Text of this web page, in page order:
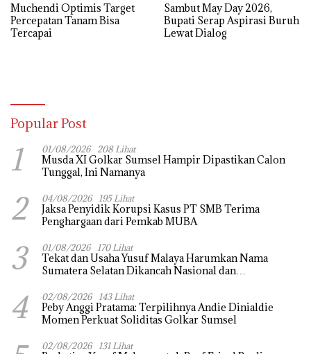
Muchendi Optimis Target
Percepatan Tanam Bisa
Tercapai
Sambut May Day 2026,
Bupati Serap Aspirasi Buruh
Lewat Dialog
Popular Post
1 01/08/2026 208 Lihat
Musda XI Golkar Sumsel Hampir Dipastikan Calon
Tunggal, Ini Namanya
2 04/08/2026 195 Lihat
Jaksa Penyidik Korupsi Kasus PT SMB Terima
Penghargaan dari Pemkab MUBA
3 01/08/2026 170 Lihat
Tekat dan Usaha Yusuf Malaya Harumkan Nama
Sumatera Selatan Dikancah Nasional dan
4 02/08/2026 143 Lihat
Peby Anggi Pratama: Terpilihnya Andie Dinialdie
Momen Perkuat Soliditas Golkar Sumsel
02/08/2026 131 Lihat